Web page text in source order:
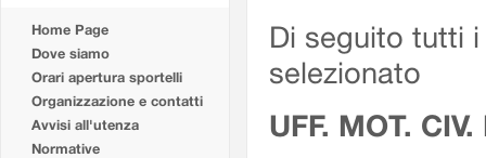
Home Page
Dove siamo
Orari apertura sportelli
Organizzazione e contatti
Avvisi all'utenza
Normative
Di seguito tutti
selezionato
UFF. MOT.